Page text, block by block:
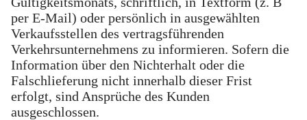
per E-Mail) oder persönlich in ausgewählten
Verkaufsstellen des vertragsführenden
Verkehrsunternehmens zu informieren. Sofern die
Information über den Nichterhalt oder die
Falschlieferung nicht innerhalb dieser Frist
erfolgt, sind Ansprüche des Kunden
ausgeschlossen.